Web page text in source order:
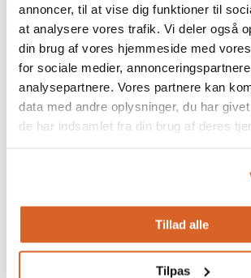
annoncer, til at vise dig funktioner til
at analysere vores trafik. Vi deler også
din brug af vores hjemmeside med
for sociale medier,
analysepartnere. Vores partnere kan
data med andre oplysninger, du har
de har indsamlet fra din brug af deres
Tillad alle
Tilpas